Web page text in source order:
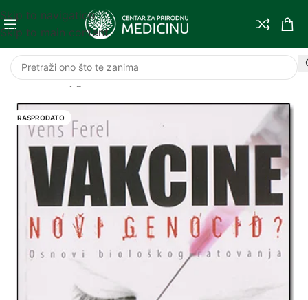
Skip to navigation
Skip to main content
Početna/Knjige
RASPRODATO